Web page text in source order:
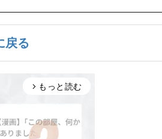
戻る
arrow_forward_ios もっと読む